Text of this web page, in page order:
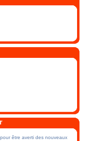
être averti des nouveaux